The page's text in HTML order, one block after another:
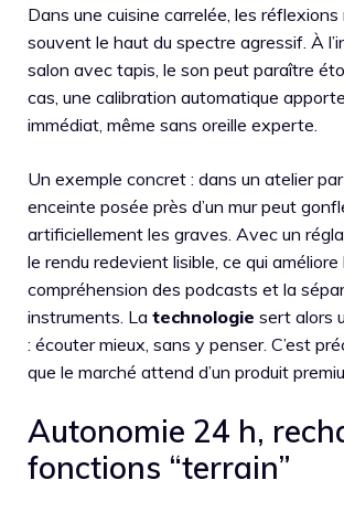
Dans une cuisine carrelée, les
souvent le haut du spectre agressif. À
salon avec tapis, le son peut paraître
cas, une calibration automatique
immédiat, même sans oreille experte.
Un exemple concret : dans un atelier
enceinte posée près d’un mur peut
artificiellement les graves. Avec un
le rendu redevient lisible, ce qui améliore
compréhension des podcasts et la
instruments. La technologie sert alors
: écouter mieux, sans y penser. C’est
que le marché attend d’un produit
Autonomie 24 h,
fonctions “terrain”